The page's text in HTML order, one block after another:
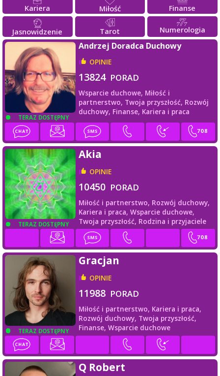
Kariera Miłość Finanse
Jasnowidzenie Tarot Numerologia
TERAZ DOSTĘPNY
Andrzej Doradca Duchowy
OPINIE
13824 PORAD
Wsparcie duchowe, Miłość i
partnerstwo, Twoja przyszłość, Rozwój
duchowy, Finanse, Kariera i praca
TERAZ DOSTĘPNY
Akia
OPINIE
10450 PORAD
Miłość i partnerstwo, Rozwój duchowy,
Kariera i praca, Wsparcie duchowe,
Twoja przyszłość, Rodzina i przyjaciele
TERAZ DOSTĘPNY
Gracjan
OPINIE
11988 PORAD
Miłość i partnerstwo, Kariera i praca,
Rozwój duchowy, Twoja przyszłość,
Finanse, Wsparcie duchowe
Q Robert